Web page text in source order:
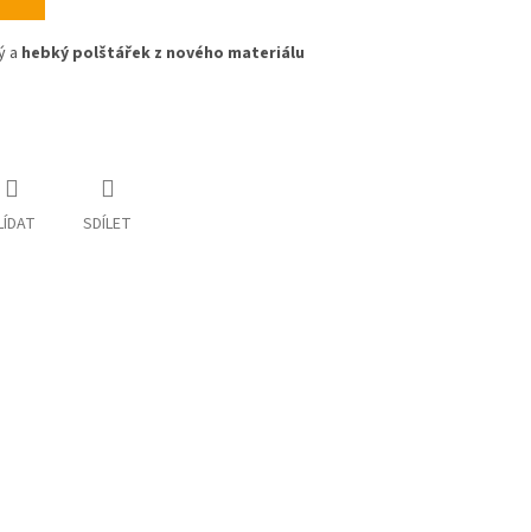
a hebký polštářek z nového materiálu
SDÍLET